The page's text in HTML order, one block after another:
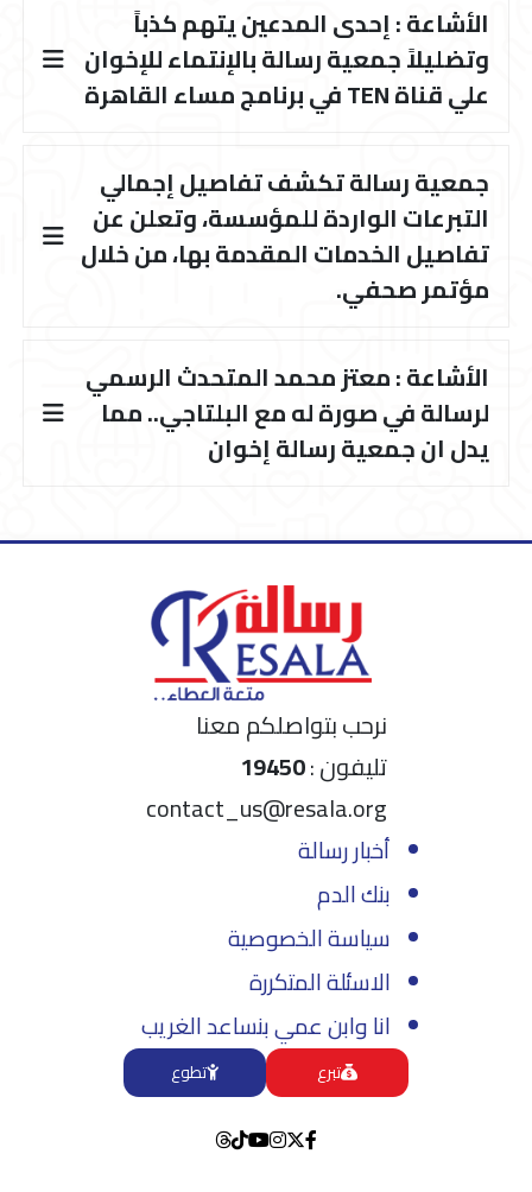
الأشاعة : إحدى المدعين يتهم كذباً
وتضليلاً جمعية رسالة بالإنتماء للإخوان
علي قناة TEN في برنامج مساء القاهرة
جمعية رسالة تكشف تفاصيل إجمالي
التبرعات الواردة للمؤسسة، وتعلن عن
تفاصيل الخدمات المقدمة بها، من خلال
مؤتمر صحفي.
الأشاعة : معتز محمد المتحدث الرسمي
لرسالة في صورة له مع البلتاجي.. مما
يدل ان جمعية رسالة إخوان
نرحب بتواصلكم معنا
تليفون :19450
contact_us@resala.org
أخبار رسالة
بنك الدم
سياسة الخصوصية
الاسئلة المتكررة
انا وابن عمي بنساعد الغريب
تبرع تطوع